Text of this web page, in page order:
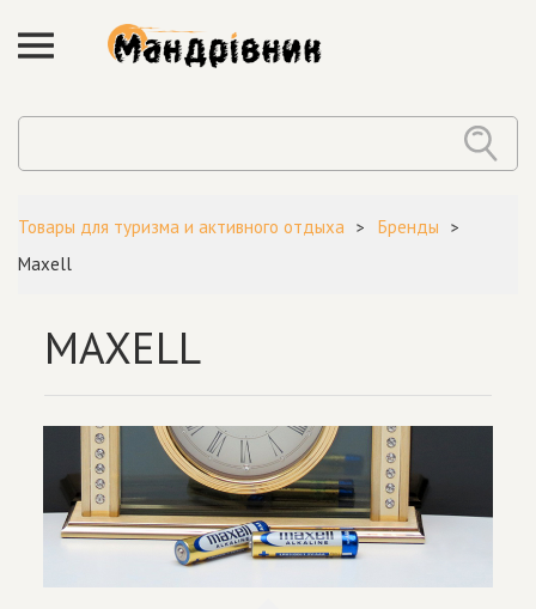
Товары для туризма и активного отдыха
Бренды
Maxell
MAXELL